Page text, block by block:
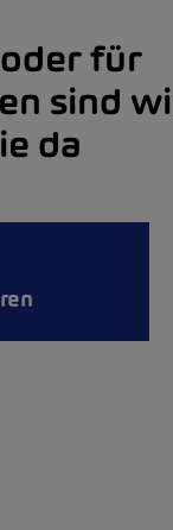
für
sind
da